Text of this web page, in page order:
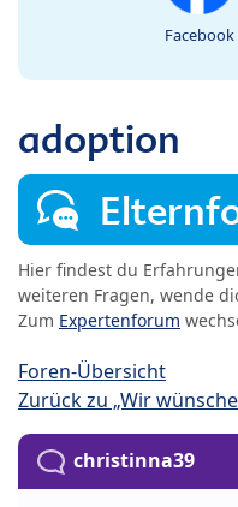
Facebook
adoption
Hier findest du
weiteren Fragen, wende
Zum Expertenforum
Foren-Übersicht
Zurück zu „Wir
christinna39